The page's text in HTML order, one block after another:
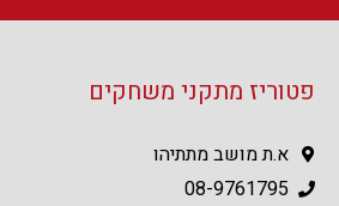
פטוריז מתקני משחקים
א.ת מושב מתתיהו
08-9761795